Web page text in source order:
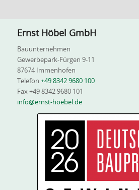
Ernst Höbel GmbH
Bauunternehmen
Gewerbepark-Fürgen 9-11
87674 Immenhofen
Telefon +49 8342 9680 100
Fax +49 8342 9680 101
info@ernst-hoebel.de